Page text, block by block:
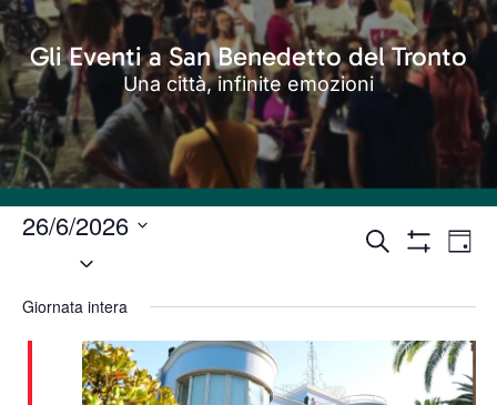
Gli Eventi a San Benedetto del Tronto
Una città, infinite emozioni
Eventi
e
viste
Cerca
26/6/2026
Seleziona
Giornata intera